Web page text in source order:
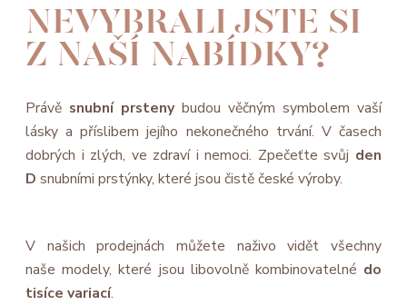
NEVYBRALI JSTE SI
Z NAŠÍ NABÍDKY?
Právě snubní prstenybudou věčným symbolem vaší
lásky a příslibem jejího nekonečného trvání. V časech
dobrých i zlých, ve zdraví i nemoci. Zpečeťte svůj den
D snubními prstýnky, které jsou čistě české výroby.
V našich prodejnách můžete naživo vidět všechny
naše modely, které jsou libovolně kombinovatelné do
tisíce variací.